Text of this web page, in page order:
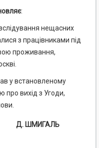
:
нещасних
з працівниками під
проживання,
у встановленому
про вихід з Угоди,
Д. ШМИГАЛЬ